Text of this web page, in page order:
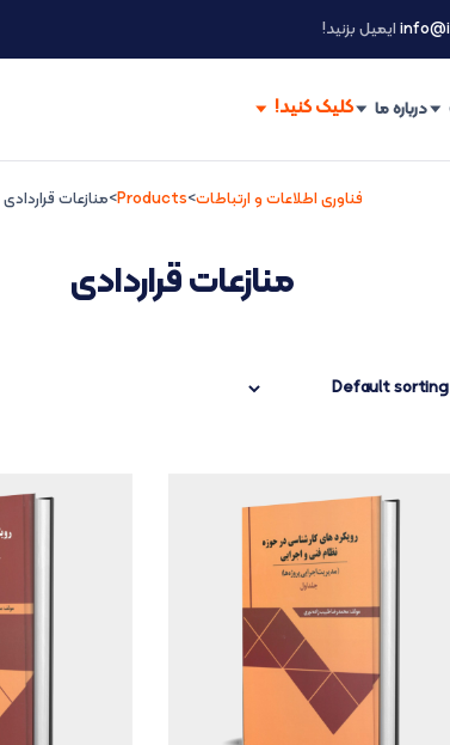
ایمیل بزنید!
درباره ما
فناوری اطلاعات و ارتباطات>
Products
>منازعات قراردادی
منازعات قراردادی